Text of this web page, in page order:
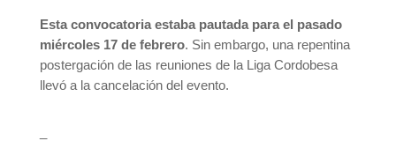
Esta convocatoria estaba pautada para el pasado
miércoles 17 de febrero. Sin embargo, una repentina
postergación de las reuniones de la Liga Cordobesa
llevó a la cancelación del evento.